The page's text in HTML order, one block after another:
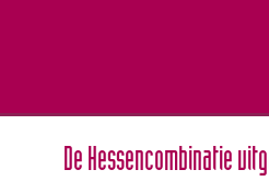
De Hessencombinatie